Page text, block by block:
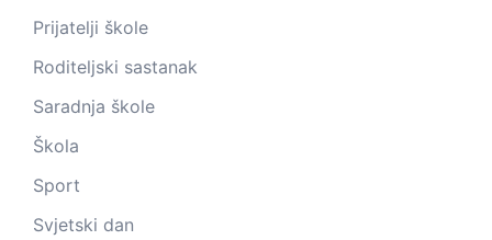
Prijatelji škole
Roditeljski sastanak
Saradnja škole
Škola
Sport
Svjetski dan